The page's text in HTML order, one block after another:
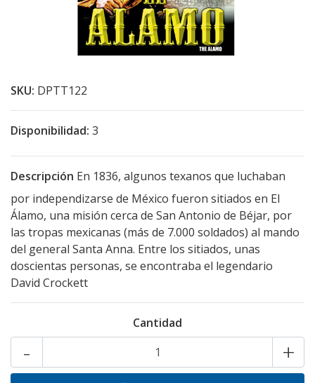
SKU: DPTT122
Disponibilidad: 3
Descripción En 1836, algunos texanos que luchaban
por independizarse de México fueron sitiados en El
Álamo, una misión cerca de San Antonio de Béjar, por
las tropas mexicanas (más de 7.000 soldados) al mando
del general Santa Anna. Entre los sitiados, unas
doscientas personas, se encontraba el legendario
David Crockett
Cantidad
+
-